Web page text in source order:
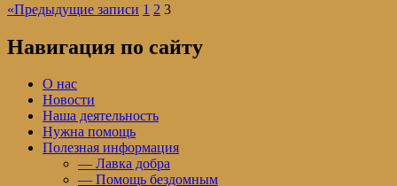
«Предыдущие записи 1 2 3
Навигация по сайту
О нас
Новости
Наша деятельность
Нужна помощь
Полезная информация
— Лавка добра
— Помощь бездомным